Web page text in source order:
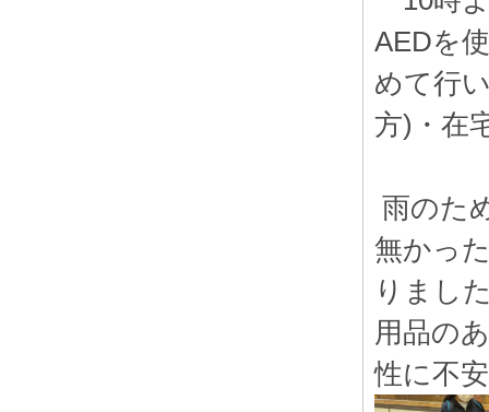
AEDを
めて行
方)・在
雨のた
無かっ
りまし
用品の
性に不